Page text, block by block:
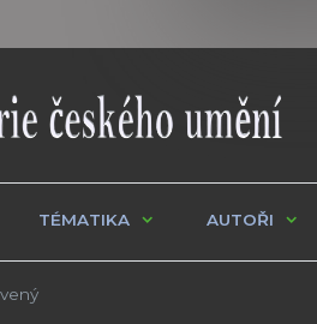
TÉMATIKA AUTOŘI